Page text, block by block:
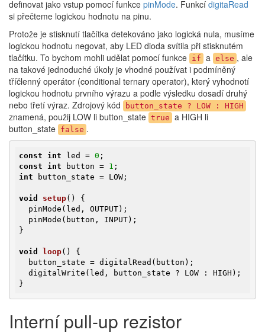
definovat jako vstup pomocí funkce pinMode. Funkcí digitaRead
si přečteme logickou hodnotu na pinu.
Protože je stisknutí tlačítka detekováno jako logická nula, musíme
logickou hodnotu negovat, aby LED dioda svítila při stisknutém
tlačítku. To bychom mohli udělat pomocí funkce if a else , ale
na takové jednoduché úkoly je vhodné používat i podmíněný
tříčlenný operátor (conditional ternary operator), který vyhodnotí
logickou hodnotu prvního výrazu a podle výsledku dosadí druhý
nebo třetí výraz. Zdrojový kód
button_state ? LOW : HIGH
znamená, použij LOW li button_state true a HIGH li
button_state false .
const int led = 0
const
int button = 1
int button_state = LOW;
void setup()
{
}
void loop()
{
}
Interní pull-up rezistor